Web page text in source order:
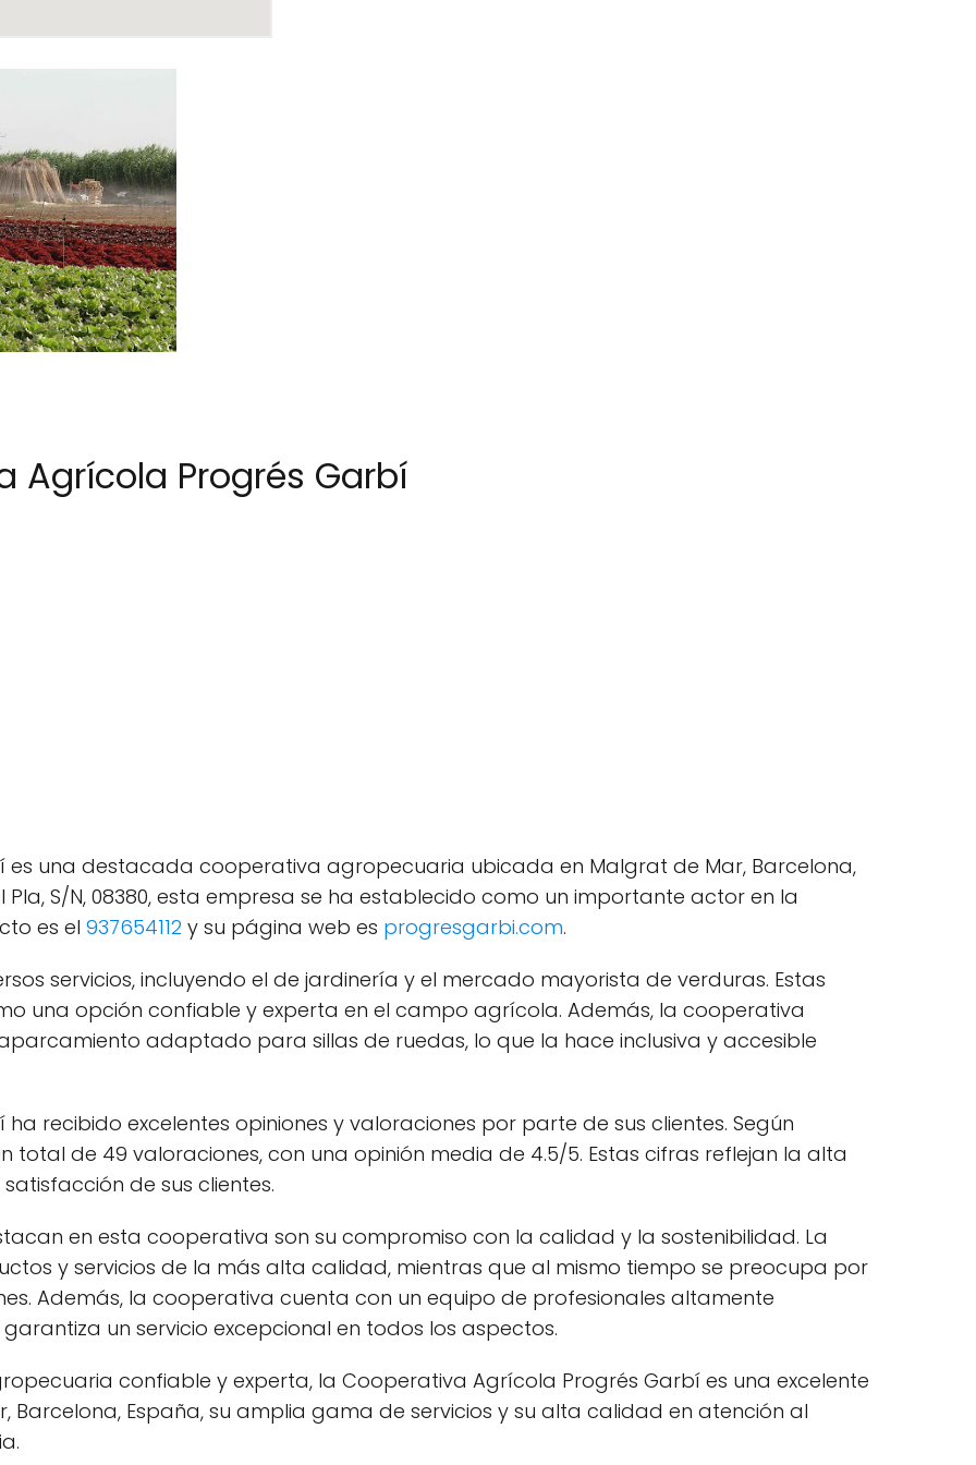
Agrícola Progrés Garbí
es una destacada cooperativa agropecuaria ubicada en Malgrat de Mar, Barcelona,
S/N, 08380, esta empresa se ha establecido como un importante actor en la
es el 937654112 y su página web es progresgarbi.com.
servicios, incluyendo el de jardinería y el mercado mayorista de verduras. Estas
una opción confiable y experta en el campo agrícola. Además, la cooperativa
adaptado para sillas de ruedas, lo que la hace inclusiva y accesible
recibido excelentes opiniones y valoraciones por parte de sus clientes. Según
total de 49 valoraciones, con una opinión media de 4.5/5. Estas cifras reflejan la alta
de sus clientes.
en esta cooperativa son su compromiso con la calidad y la sostenibilidad. La
y servicios de la más alta calidad, mientras que al mismo tiempo se preocupa por
Además, la cooperativa cuenta con un equipo de profesionales altamente
un servicio excepcional en todos los aspectos.
confiable y experta, la Cooperativa Agrícola Progrés Garbí es una excelente
Barcelona, España, su amplia gama de servicios y su alta calidad en atención al